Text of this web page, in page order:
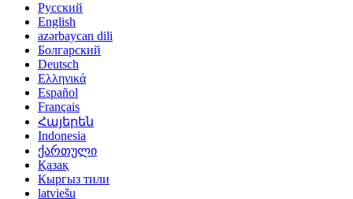
Русский
English
azərbaycan dili
Болгарский
Deutsch
Ελληνικά
Español
Français
Հայերեն
Indonesia
ქართული
Қазақ
Кыргыз тили
latviešu